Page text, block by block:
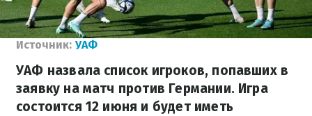
Источник: УАФ
УАФ назвала список игроков, попавших в
заявку на матч против Германии. Игра
состоится 12 июня и будет иметь